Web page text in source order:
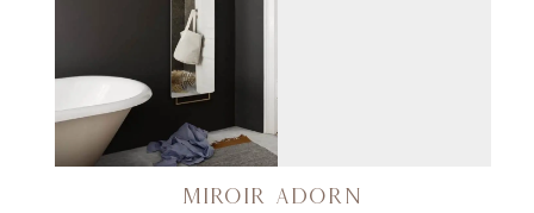
MIROIR ADORN